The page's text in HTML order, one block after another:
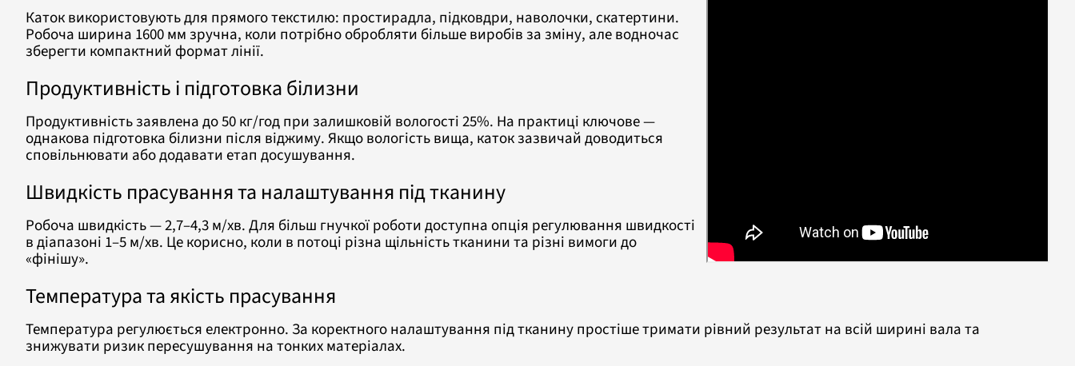
Каток використовують для прямого текстилю: простирадла, підковдри, наволочки, скатертини.
Робоча ширина 1600 мм зручна, коли потрібно обробляти більше виробів за зміну, але водночас
зберегти компактний формат лінії.
Продуктивність і підготовка білизни
Продуктивність заявлена до 50 кг/год при залишковій вологості 25%. На практиці ключове —
однакова підготовка білизни після віджиму. Якщо вологість вища, каток зазвичай доводиться
сповільнювати або додавати етап досушування.
Швидкість прасування та налаштування під тканину
Робоча швидкість — 2,7–4,3 м/хв. Для більш гнучкої роботи доступна опція регулювання швидкості
в діапазоні 1–5 м/хв. Це корисно, коли в потоці різна щільність тканини та різні вимоги до
«фінішу».
Температура та якість прасування
Температура регулюється електронно. За коректного налаштування під тканину простіше тримати рівний результат на всій ширині вала та
знижувати ризик пересушування на тонких матеріалах.